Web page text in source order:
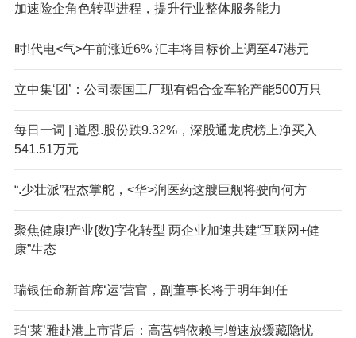
加速险企角色转型进程，提升行业整体服务能力
时!代电<气>午前涨近6% 汇丰将目标价上调至47港元
立中集‘团’：公司泰国工厂现有铝合金车轮产能500万只
每日一词 | 道恩.股份跌9.32%，深股通龙虎榜上净买入
541.51万元
“.少壮派”程杰掌舵，<华>润医药这艘巨舰将驶向何方
聚焦健康!产业{数}字化转型 两企业加速共建“互联网+健
康”生态
瑞银任命新首席‘运’营官，副董事长将于明年卸任
珀‘莱’雅赴港上市背后：高营销依赖与增速放缓藏隐忧